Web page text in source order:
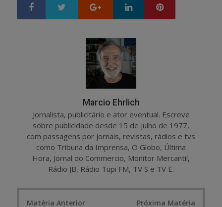
Google+ LinkedIn
Marcio Ehrlich
Jornalista, publicitário e ator eventual. Escreve
sobre publicidade desde 15 de julho de 1977,
com passagens por jornais, revistas, rádios e tvs
como Tribuna da Imprensa, O Globo, Última
Hora, Jornal do Commercio, Monitor Mercantil,
Rádio JB, Rádio Tupi FM, TV S e TV E.
Matéria Anterior Próxima Matéria